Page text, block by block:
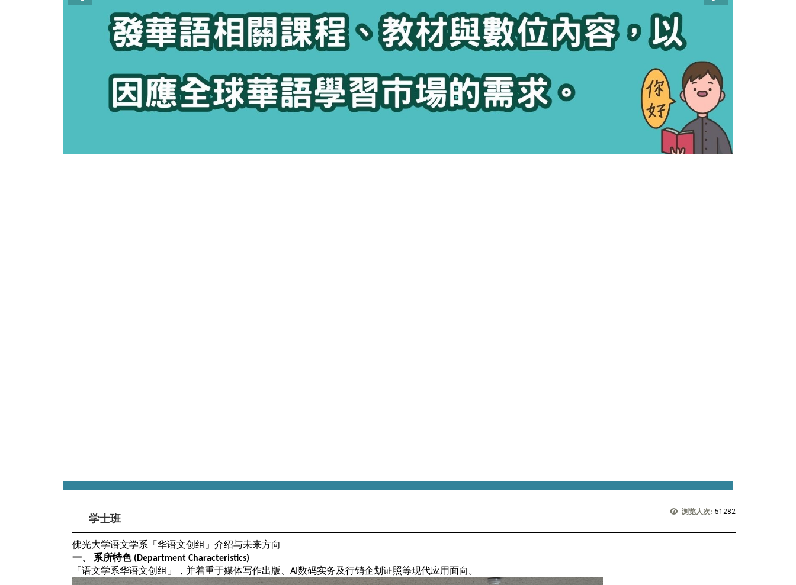
浏览人次: 51282
学士班
佛光大学语文学系「华语文创组」介绍与未来方向
一、
系所特色(Department Characteristics)
「语文学系华语文创组」，并着重于媒体写作出版、 AI 数码实务及行销企划证照等现代应用面向。